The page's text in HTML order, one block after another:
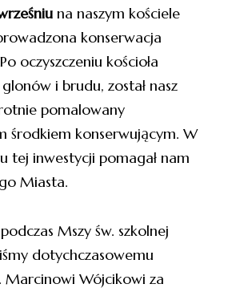
na naszym kościele
konserwacja
oczyszczeniu kościoła
i brudu, został nasz
pomalowany
środkiem konserwującym. W
tej inwestycji pomagał nam
Miasta.
Mszy św. szkolnej
dotychczasowemu
Marcinowi Wójcikowi za